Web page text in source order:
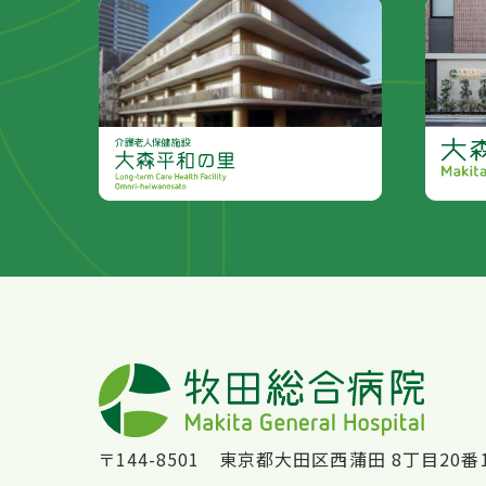
〒144-8501 東京都大田区西蒲田 8丁目20番